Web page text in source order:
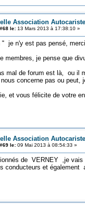
Association
le:13 Mars 2013 à 17:38:10 »
" je n'y est pas pensé,
membres, je pense que
mal de forum est là, ou il
concerne pas ou peut,
et vous félicite de votre
Association
le:09 Mai 2013 à 08:54:33 »
de VERNEY ,je
conducteurs et